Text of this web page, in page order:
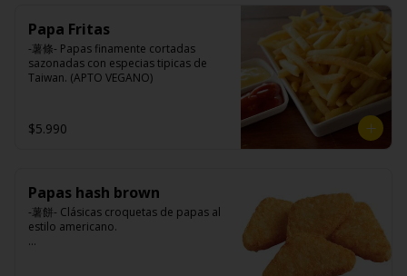
Papa Fritas
-薯條- Papas finamente cortadas
sazonadas con especias tipicas de
Taiwan. (APTO VEGANO)
$5.990
Papas hash brown
-薯餅- Clásicas croquetas de papas al
estilo americano.